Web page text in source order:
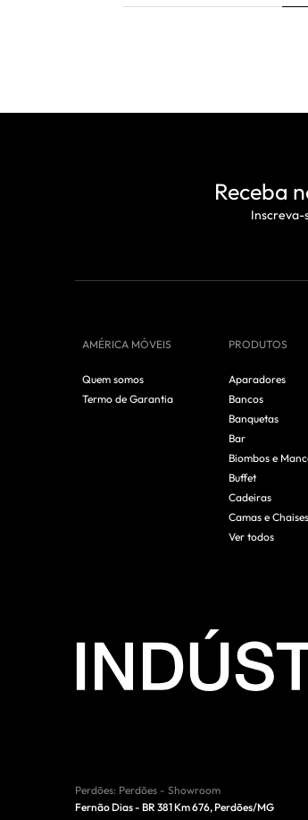
Receba
Inscreva-
AMÉRICA MÓVEIS
Quem somos
Termo de Garantia
PRODUTOS
Aparadores
Bancos
Banquetas
Bar
Biombos e
Buffet
Cadeiras
Camas e Chaises
Ver todos
Perdões: Perdões - Showroom
Fernão Dias - BR 381 Km 676,Perdões/MG